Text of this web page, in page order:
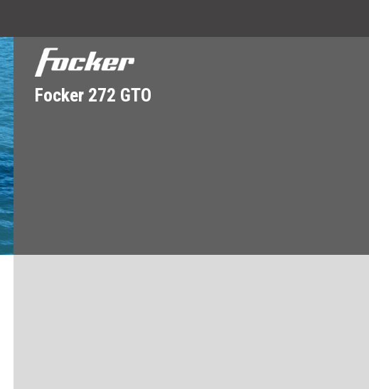
Focker 272 GTO